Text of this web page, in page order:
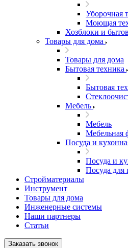
Уборочная
Моющая
Хозблоки и
Товары для дома
Товары для дома
Бытовая техника
Бытовая
Мебель
Мебель
Мебельная
Посуда и
Посуда и
Посуда для
Стройматериалы
Инструмент
Товары для дома
Инженерные системы
Наши партнеры
Статьи
Заказать звонок